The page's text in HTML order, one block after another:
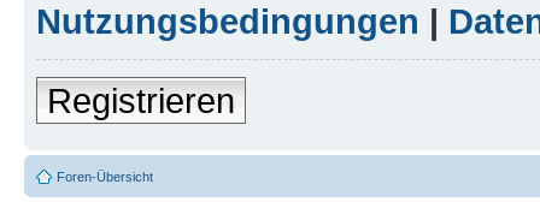
Nutzungsbedingungen |
Registrieren
Foren-Übersicht